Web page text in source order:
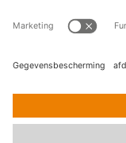
Terms and